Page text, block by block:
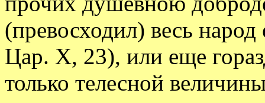
(превосходил) весь
Цар. X, 23), или еще
только телесной